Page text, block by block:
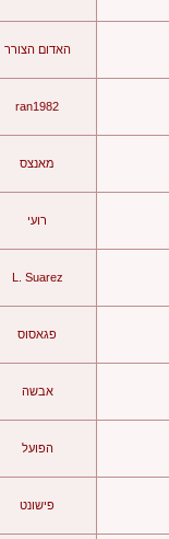
האדום הצורר
ran1982
מאנצס
רועי
L. Suarez
פגאסוס
אבשה
הפועל
פישונט